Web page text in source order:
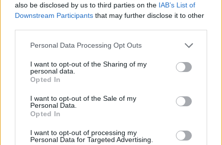
also be disclosed by us to third parties on the IAB’s List of
Downstream Participants that may further disclose it to other
Personal Data Processing Opt Outs
I want to opt-out of the Sharing of my
personal data.
Opted In
I want to opt-out of the Sale of my
Personal Data.
Opted In
I want to opt-out of processing my
Personal Data for Targeted Advertising.
Esim for Global
Esim for USA|Esim for Italy| Esim for Spain|Esim